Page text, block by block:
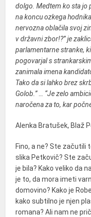
dolgo. Medtem ko sta jo
na koncu ozkega
nervozna oblačila svoj
v državni zbor!?” je
parlamentarne stranke,
pogovarjal s
zanimala imena
Tako da si lahko brez
Golob.” … “Je zelo
naročena za to, kar
Alenka Bratušek, Blaž
Fino, a ne? Ste začutili
slika Petkovič? Ste
je bila? Kako veliko da
je to, da mora imeti
domovino? Kako je
kako subtilno je njen
romana? Ali nam ne